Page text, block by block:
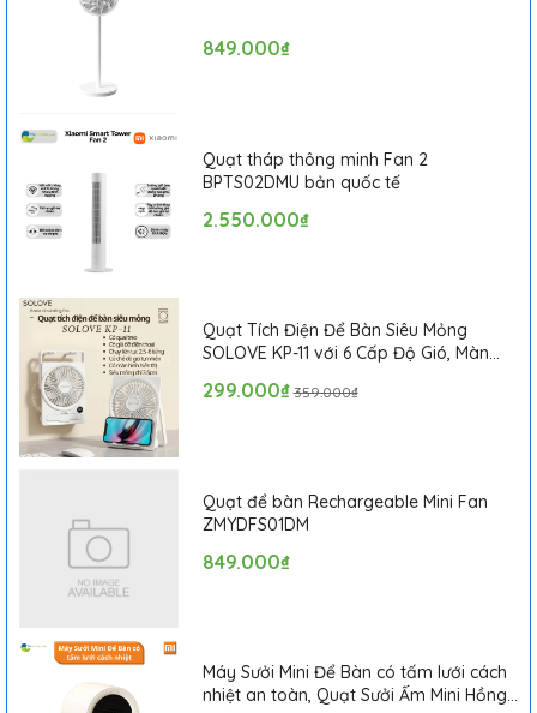
849.000₫
Quạt tháp thông minh Fan 2
BPTS02DMU bản quốc tế
2.550.000₫
Quạt Tích Điện Để Bàn Siêu Mỏng
SOLOVE KP-11 với 6 Cấp Độ Gió, Màn
299.000₫ 359.000₫
Quạt để bàn Rechargeable Mini Fan
ZMYDFS01DM
849.000₫
Máy Sưởi Mini Để Bàn có tấm lưới cách
nhiệt an toàn, Quạt Sưởi Ấm Mini Hồng